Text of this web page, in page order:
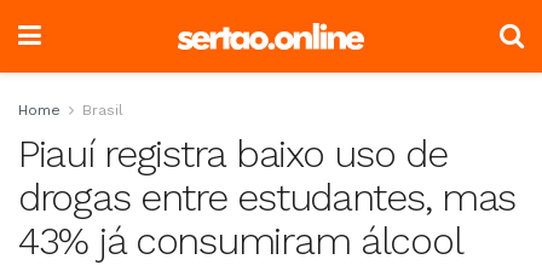
Home Brasil
Piauí registra baixo uso de
drogas entre estudantes, mas
43% já consumiram álcool